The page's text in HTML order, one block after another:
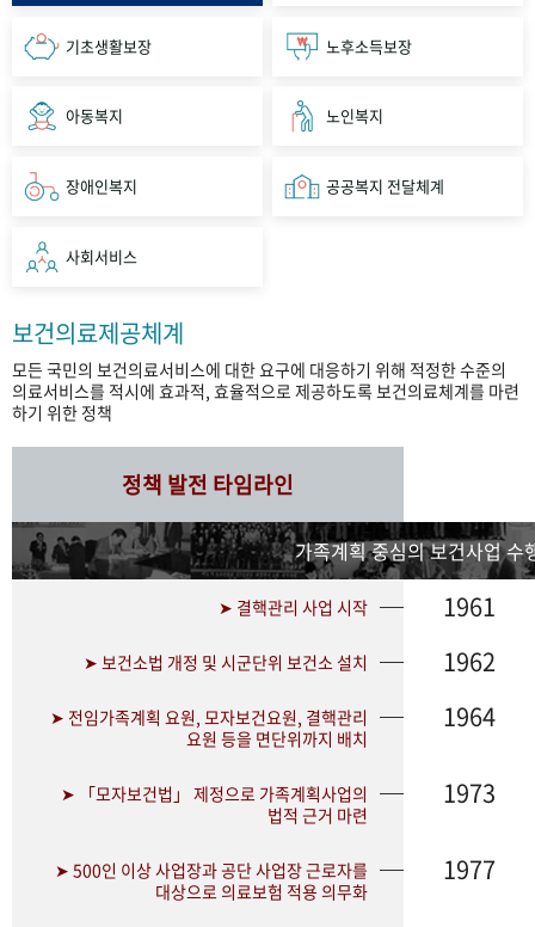
기초생활보장 노후소득보장
아동복지 노인복지
장애인복지 공공복지 전달체계
사회서비스
보건의료제공체계
모든 국민의 보건의료서비스에 대한 요구에 대응하기 위해 적정한 수준의
의료서비스를 적시에 효과적, 효율적으로 제공하도록 보건의료체계를 마련
하기 위한 정책
정책 발전 타임라인
가족계획 중심의 보건사업 수
➤ 결핵관리 사업 시작 1961
➤ 보건소법 개정 및 시군단위 보건소 설치 1962
➤ 전임가족계획 요원, 모자보건요원, 결핵관리
요원 등을 면단위까지 배치
1964
➤ 「모자보건법」 제정으로 가족계획사업의
법적 근거 마련
1973
➤ 500인 이상 사업장과 공단 사업장 근로자를
대상으로 의료보험 적용 의무화
1977